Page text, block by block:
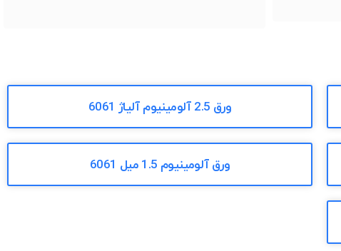
ورق 2.5 آلومینیوم آلیاژ 6061
ورق آلومینیوم 1.5 میل 6061